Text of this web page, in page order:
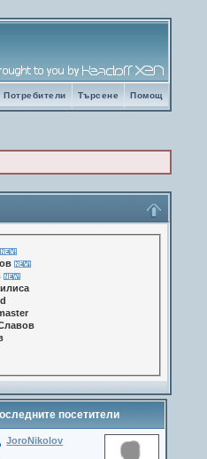
Помощ
Търсене
Потребители
посетители
JoroNikolov